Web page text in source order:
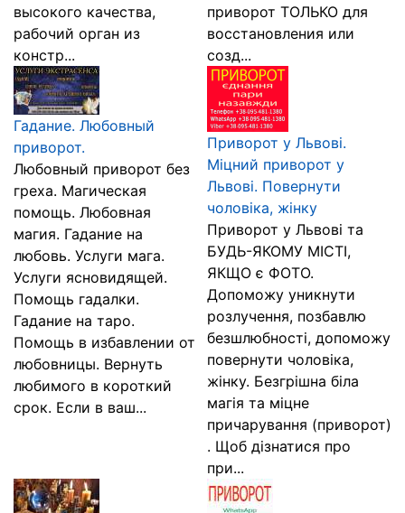
высокого качества,
рабочий орган из
констр...
приворот ТОЛЬКО для
восстановления или
созд...
Гадание. Любовный
приворот.
Любовный приворот без
греха. Магическая
помощь. Любовная
магия. Гадание на
любовь. Услуги мага.
Услуги ясновидящей.
Помощь гадалки.
Гадание на таро.
Помощь в избавлении от
любовницы. Вернуть
любимого в короткий
срок. Если в ваш...
Приворот у Львові.
Міцний приворот у
Львові. Повернути
чоловіка, жінку
Приворот у Львові та
БУДЬ-ЯКОМУ МІСТІ,
ЯКЩО є ФОТО.
Допоможу уникнути
розлучення, позбавлю
безшлюбності, допоможу
повернути чоловіка,
жінку. Безгрішна біла
магія та міцне
причарування (приворот)
. Щоб дізнатися про
при...